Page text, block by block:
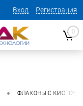
Вход Регистрация
0
• ФЛАКОНЫ С